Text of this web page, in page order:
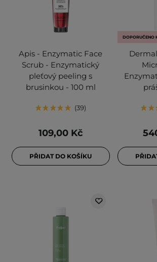
Apis - Enzymatic Face
Scrub - Enzymatický
pleťový peeling s
brusinkou - 100 ml
39
109,00 Kč
PŘIDAT DO KOŠÍKU
DOPORUČENO